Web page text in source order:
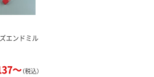
エンドミル
～（税込）